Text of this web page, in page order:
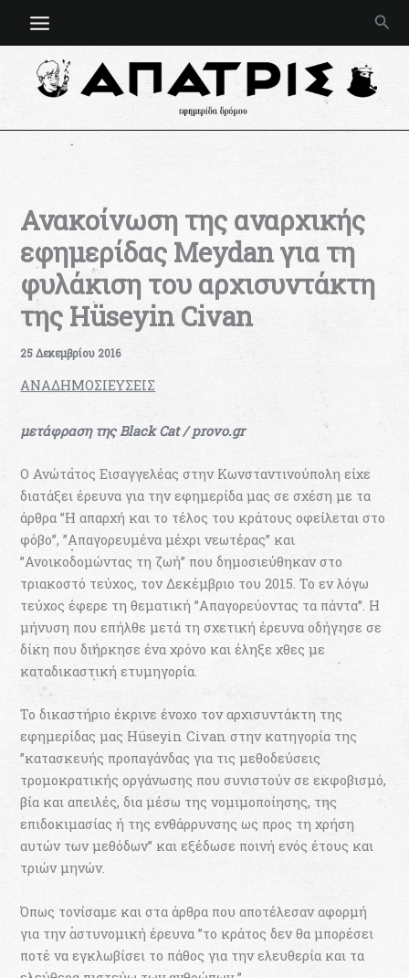
Ανακοίνωση της αναρχικής
εφημερίδας Meydan για τη
φυλάκιση του αρχισυντάκτη
της Hüseyin Civan
25 Δεκεμβρίου 2016
ΑΝΑΔΗΜΟΣΙΕΥΣΕΙΣ
μετάφραση της Black Cat / provo.gr
Ο Ανώτατος Εισαγγελέας στην Κωνσταντινούπολη είχε
διατάξει έρευνα για την εφημερίδα μας σε σχέση με τα
άρθρα ”Η απαρχή και το τέλος του κράτους οφείλεται στο
φόβο”, ”Απαγορευμένα μέχρι νεωτέρας” και
”Ανοικοδομώντας τη ζωή” που δημοσιεύθηκαν στο
τριακοστό τεύχος, τον Δεκέμβριο του 2015. Το εν λόγω
τεύχος έφερε τη θεματική ”Απαγορεύοντας τα πάντα”. Η
μήνυση που επήλθε μετά τη σχετική έρευνα οδήγησε σε
δίκη που διήρκησε ένα χρόνο και έληξε χθες με
καταδικαστική ετυμηγορία.
Το δικαστήριο έκρινε ένοχο τον αρχισυντάκτη της
εφημερίδας μας Hüseyin Civan στην κατηγορία της
”κατασκευής προπαγάνδας για τις μεθοδεύσεις
τρομοκρατικής οργάνωσης που συνιστούν σε εκφοβισμό,
βία και απειλές, δια μέσω της νομιμοποίησης, της
επιδοκιμασίας ή της ενθάρρυνσης ως προς τη χρήση
αυτών των μεθόδων” και εξέδωσε ποινή ενός έτους και
τριών μηνών.
Όπως τονίσαμε και στα άρθρα που αποτέλεσαν αφορμή
για την αστυνομική έρευνα ”το κράτος δεν θα μπορέσει
ποτέ να εγκλωβίσει το πάθος για την ελευθερία και τα